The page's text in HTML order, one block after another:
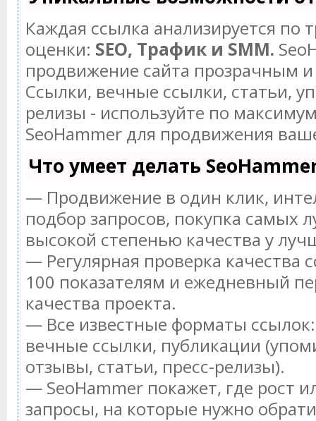
Каждая ссылка анализируется по
оценки: SEO, Трафик и SMM.
продвижение сайта прозрачным
Ссылки, вечные ссылки, статьи,
релизы - используйте по
SeoHammer для продвижения
Что умеет делать
— Продвижение в один клик,
подбор запросов, покупка самых
высокой степенью качества у
— Регулярная проверка качества
100 показателям и ежедневный
качества проекта.
— Все известные форматы
вечные ссылки, публикации
отзывы, статьи, пресс-релизы).
— SeoHammer покажет, где рост
запросы, на которые нужно